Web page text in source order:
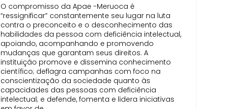
O compromisso da Apae -Meruoca é
“ressignificar” constantemente seu lugar na luta
contra o preconceito e o desconhecimento das
habilidades da pessoa com deficiência intelectual,
apoiando, acompanhando e promovendo
mudanças que garantam seus direitos. A
instituição promove e dissemina conhecimento
científico; deflagra campanhas com foco na
conscientização da sociedade quanto às
capacidades das pessoas com deficiência
intelectual; e defende, fomenta e lidera iniciativas